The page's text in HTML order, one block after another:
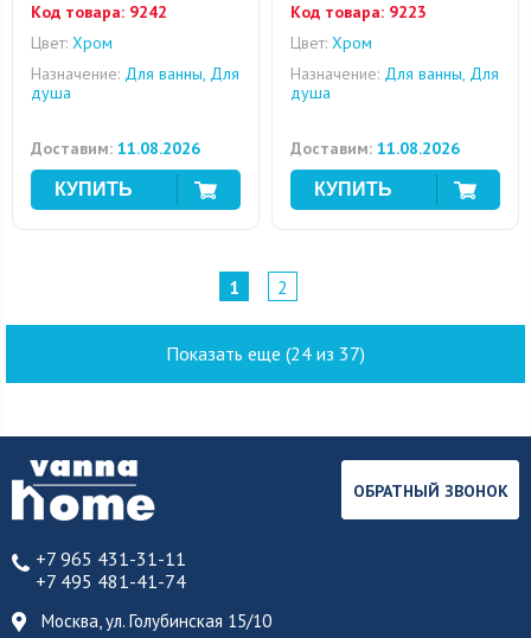
Код товара: 9242
Цвет: Хром
Назначение: Для ванны, Для
душа
Доставим: 11.08.2026
Код товара: 9223
Цвет: Хром
Назначение: Для ванны, Для
душа
Доставим: 11.08.2026
1 2
Показать еще (24 из 37)
+7 965 431-31-11
+7 495 481-41-74
Москва, ул. Голубинская 15/10
ОБРАТНЫЙ ЗВОНОК